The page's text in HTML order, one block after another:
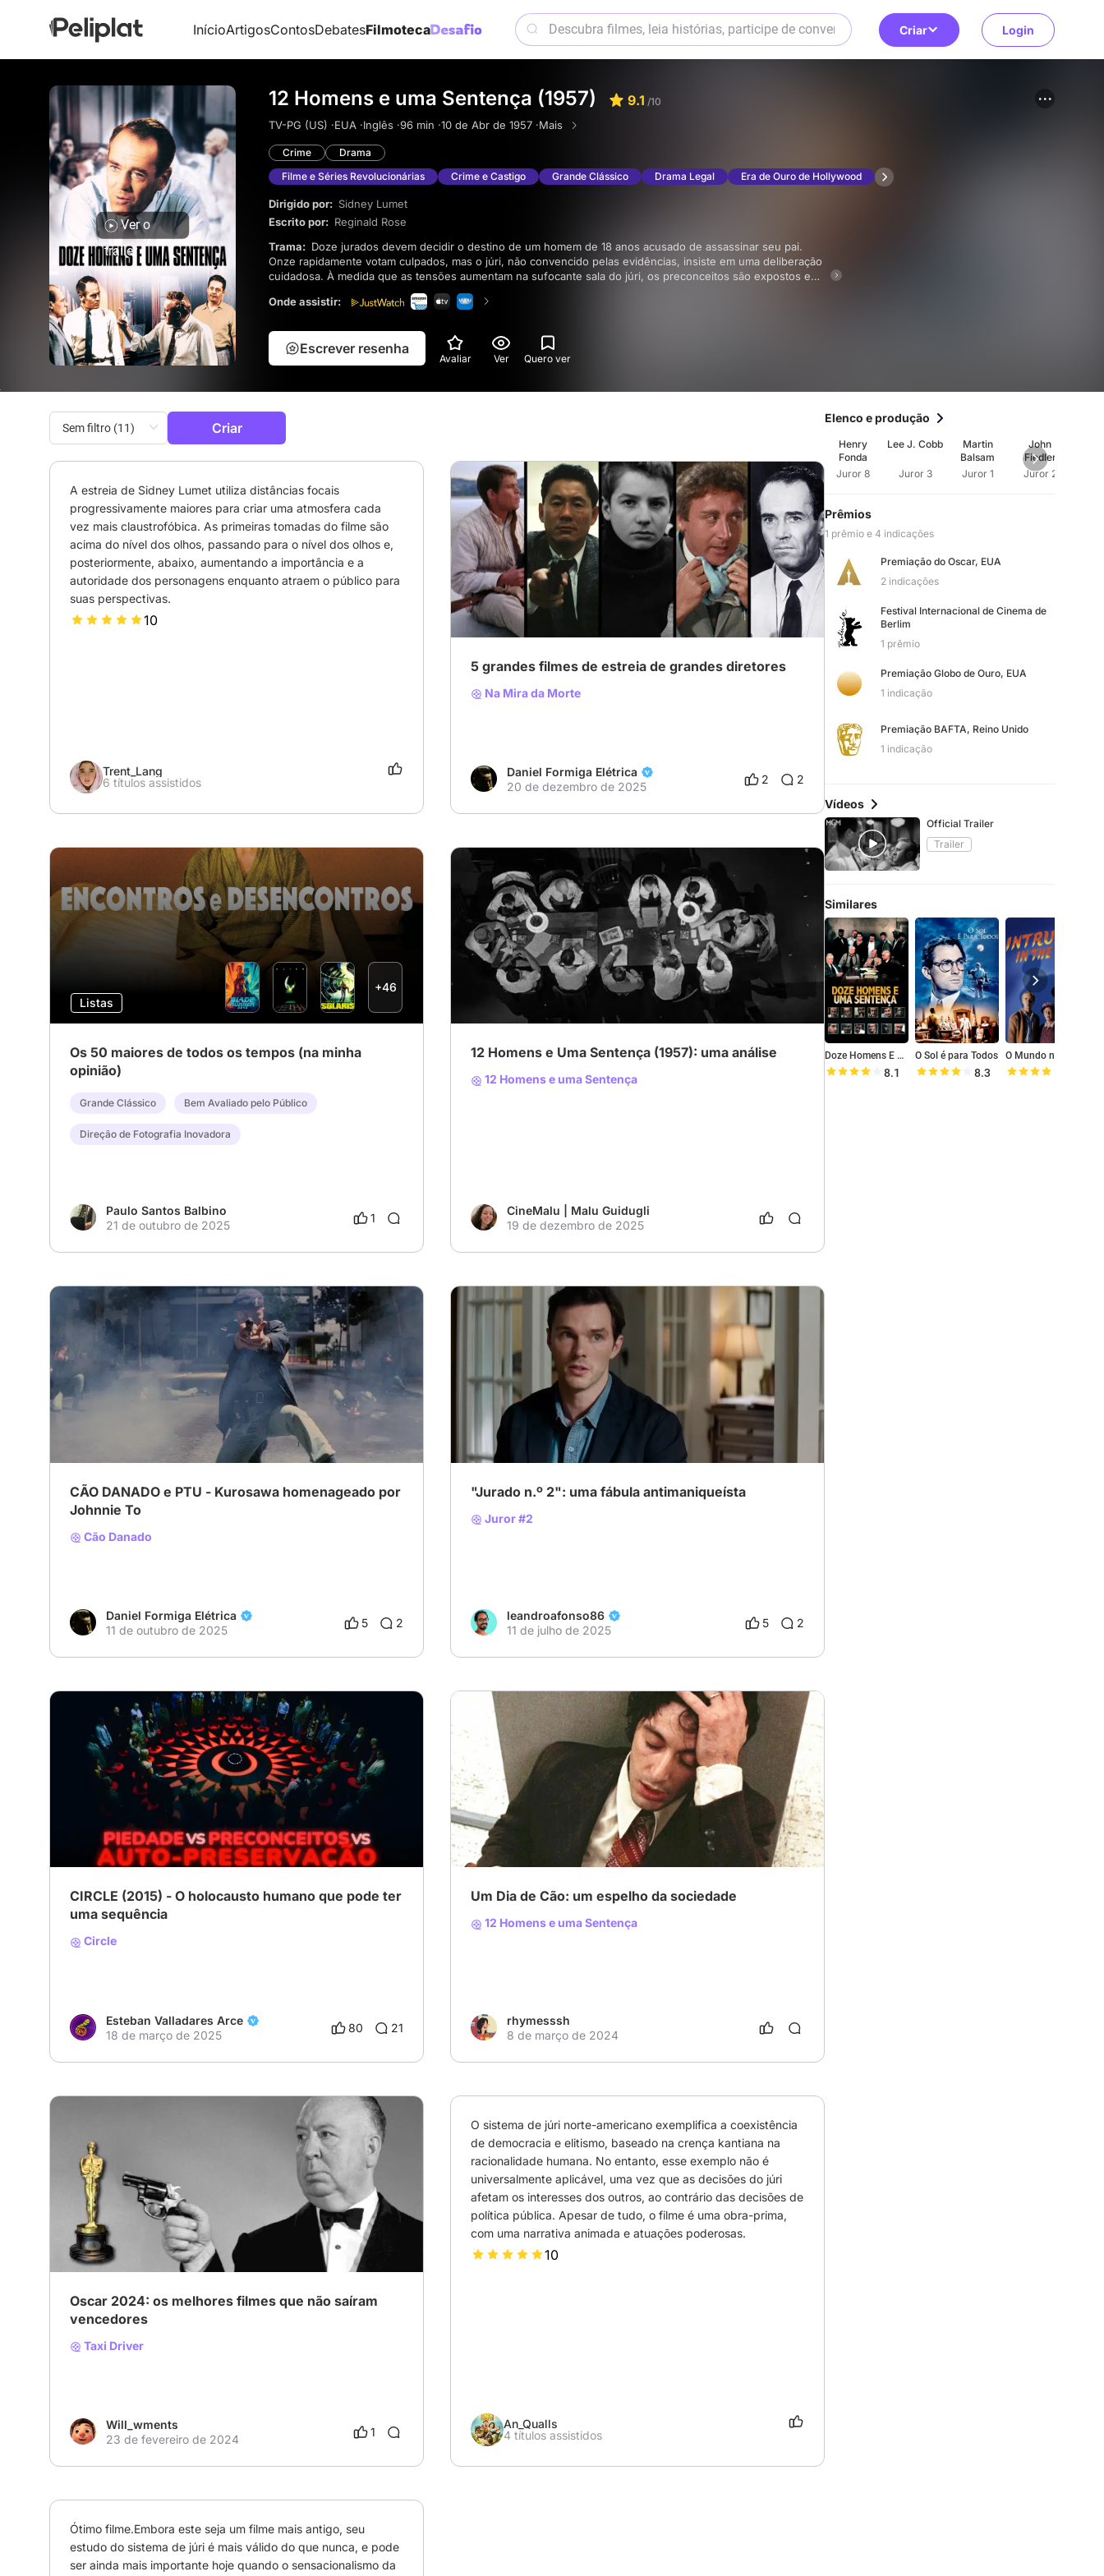
InícioArtigosContosDebatesFilmoteca Criar Login
Ver o
trailer
12 Homens e uma Sentença (1957) 9.1 /10
TV-PG (US) ·EUA ·Inglês ·96 min ·10 de Abr de 1957 ·Mais
Crime
Drama
Filme e Séries Revolucionárias
Crime e Castigo Grande Clássico Drama Legal Era de Ouro de Hollywood
Dirigido por: Sidney Lumet
Escrito por: Reginald Rose
Trama:
Onze rapidamente votam culpados, mas o júri, não convencido pelas evidências, insiste em uma deliberação
cuidadosa. À medida que as tensões aumentam na sufocante sala do júri, os preconceitos são expostos e
Onde assistir:
Escrever resenha
Avaliar Ver Quero ver
Criar
A estreia de Sidney Lumet utiliza distâncias focais
progressivamente maiores para criar uma atmosfera cada
vez mais claustrofóbica. As primeiras tomadas do filme são
acima do nível dos olhos, passando para o nível dos olhos e,
posteriormente, abaixo, aumentando a importância e a
autoridade dos personagens enquanto atraem o público para
suas perspectivas.
10
Trent_Lang
6 títulos assistidos
# Filme # cinema # Diretores
5 grandes filmes de estreia de grandes diretores
Na Mira da Morte
Daniel Formiga Elétrica
20 de dezembro de 2025
2 2
Listas
+46
Os 50 maiores de todos os tempos (na minha
opinião)
Grande Clássico Bem Avaliado pelo Público
Direção de Fotografia Inovadora
Paulo Santos Balbino
21 de outubro de 2025
1
# Clássico # Henry Fonda # Sidney Lumet
12 Homens e Uma Sentença (1957): uma análise
12 Homens e uma Sentença
CineMalu | Malu Guidugli
19 de dezembro de 2025
# Film Noir # cinema # Policial
CÃO DANADO e PTU - Kurosawa homenageado por
Johnnie To
Cão Danado
Daniel Formiga Elétrica
11 de outubro de 2025
5 2
"Jurado n.º 2": uma fábula antimaniqueísta
Juror #2
leandroafonso86
11 de julho de 2025
5 2
# Achados Imperdíveis # Suspense # Ficção científica
CIRCLE (2015) - O holocausto humano que pode ter
uma sequência
Circle
Esteban Valladares Arce
18 de março de 2025
80 21
# Crime # Thriller
Um Dia de Cão: um espelho da sociedade
12 Homens e uma Sentença
rhymesssh
8 de março de 2024
# Drama # Crime # Comédia
Oscar 2024: os melhores filmes que não saíram
vencedores
Taxi Driver
Will_wments
23 de fevereiro de 2024
1
O sistema de júri norte-americano exemplifica a coexistência
de democracia e elitismo, baseado na crença kantiana na
racionalidade humana. No entanto, esse exemplo não é
universalmente aplicável, uma vez que as decisões do júri
afetam os interesses dos outros, ao contrário das decisões de
política pública. Apesar de tudo, o filme é uma obra-prima,
com uma narrativa animada e atuações poderosas.
10
An_Qualls
4 títulos assistidos
Ótimo filme.Embora este seja um filme mais antigo, seu
estudo do sistema de júri é mais válido do que nunca, e pode
ser ainda mais importante hoje quando o sensacionalismo da
Elenco e produção
Henry
Fonda
Juror 8
Lee J. Cobb
Juror 3
Martin
Balsam
Juror 1
John
Fiedler
Juror 2
Prêmios
1 prêmio e 4 indicações
Premiação do Oscar, EUA
2 indicações
Festival Internacional de Cinema de
Berlim
1 prêmio
Premiação Globo de Ouro, EUA
1 indicação
Premiação BAFTA, Reino Unido
1 indicação
Vídeos
Official Trailer
Trailer
Similares
Doze Homens E Uma Sentença
8.1
O Sol é para Todos
8.3